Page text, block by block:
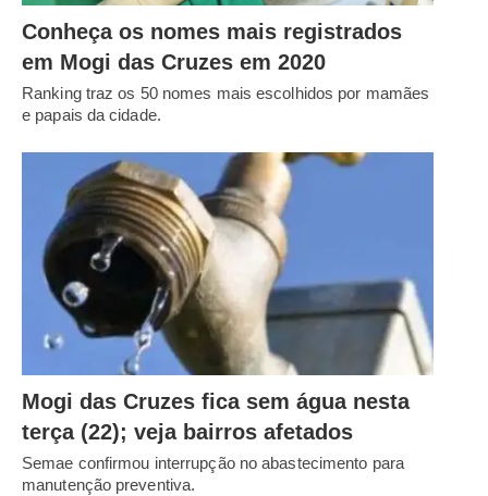
Conheça os nomes mais registrados
em Mogi das Cruzes em 2020
Ranking traz os 50 nomes mais escolhidos por mamães
e papais da cidade.
Mogi das Cruzes fica sem água nesta
terça (22); veja bairros afetados
Semae confirmou interrupção no abastecimento para
manutenção preventiva.